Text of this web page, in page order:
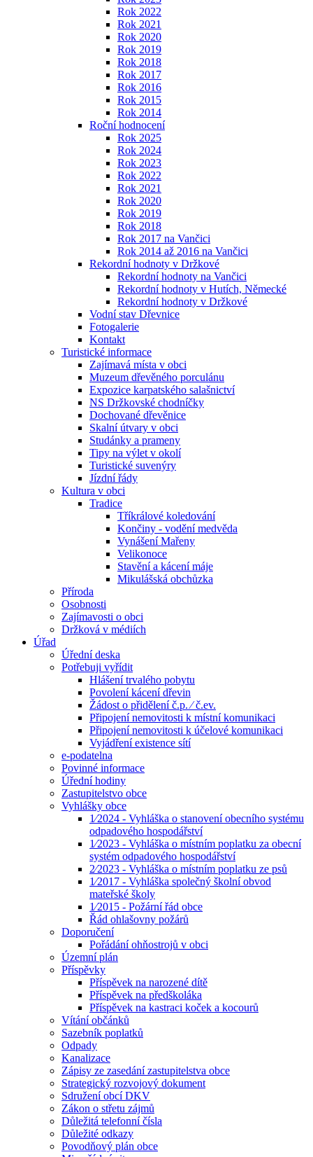
Rok 2022
Rok 2021
Rok 2020
Rok 2019
Rok 2018
Rok 2017
Rok 2016
Rok 2015
Rok 2014
Roční hodnocení
Rok 2025
Rok 2024
Rok 2023
Rok 2022
Rok 2021
Rok 2020
Rok 2019
Rok 2018
Rok 2017 na Vančici
Rok 2014 až 2016 na Vančici
Rekordní hodnoty v Držkové
Rekordní hodnoty na Vančici
Rekordní hodnoty v Hutích, Německé
Rekordní hodnoty v Držkové
Vodní stav Dřevnice
Fotogalerie
Kontakt
Turistické informace
Zajímavá místa v obci
Muzeum dřevěného porculánu
Expozice karpatského salašnictví
NS Držkovské chodníčky
Dochované dřevěnice
Skalní útvary v obci
Studánky a prameny
Tipy na výlet v okolí
Turistické suvenýry
Jízdní řády
Kultura v obci
Tradice
Tříkrálové koledování
Končiny - vodění medvěda
Vynášení Mařeny
Velikonoce
Stavění a kácení máje
Mikulášská obchůzka
Příroda
Osobnosti
Zajímavosti o obci
Držková v médiích
Úřad
Úřední deska
Potřebuji vyřídit
Hlášení trvalého pobytu
Povolení kácení dřevin
Žádost o přidělení č.p. ⁄ č.ev.
Připojení nemovitosti k místní komunikaci
Připojení nemovitosti k účelové komunikaci
Vyjádření existence sítí
e-podatelna
Povinné informace
Úřední hodiny
Zastupitelstvo obce
Vyhlášky obce
1⁄2024 - Vyhláška o stanovení obecního systému
odpadového hospodářství
1⁄2023 - Vyhláška o místním poplatku za obecní
systém odpadového hospodářství
2⁄2023 - Vyhláška o místním poplatku ze psů
1⁄2017 - Vyhláška společný školní obvod
mateřské školy
1⁄2015 - Požární řád obce
Řád ohlašovny požárů
Doporučení
Pořádání ohňostrojů v obci
Územní plán
Příspěvky
Příspěvek na narozené dítě
Příspěvek na předškoláka
Příspěvek na kastraci koček a kocourů
Vítání občánků
Sazebník poplatků
Odpady
Kanalizace
Zápisy ze zasedání zastupitelstva obce
Strategický rozvojový dokument
Sdružení obcí DKV
Zákon o střetu zájmů
Důležitá telefonní čísla
Důležité odkazy
Povodňový plán obce